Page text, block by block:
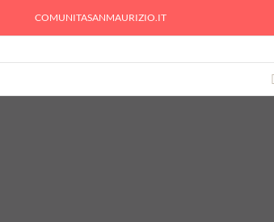
to
content
COMUNITASANMAURIZIO.IT